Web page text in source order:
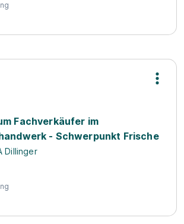
Fachverkäufer im
- Schwerpunkt Frische
Dillinger